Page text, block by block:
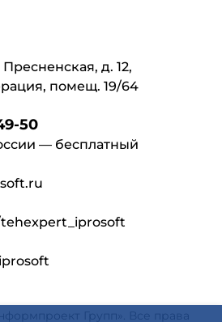
д. 12,
помещ. 19/64
50
— бесплатный
Групп». Все права